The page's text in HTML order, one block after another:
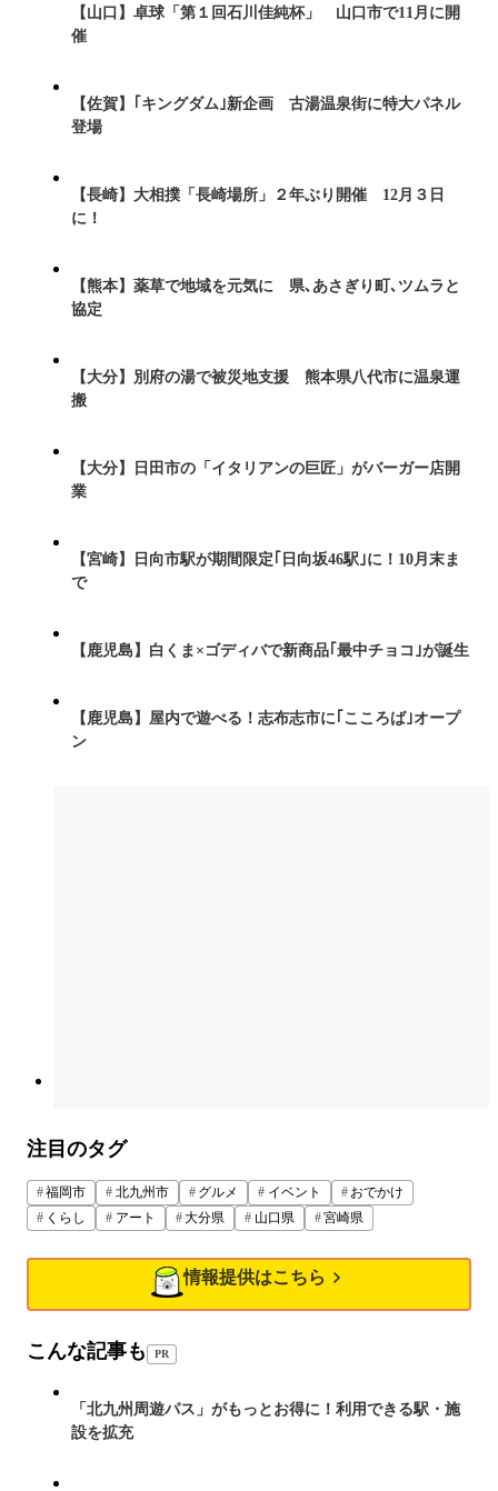
【山口】卓球「第１回石川佳純杯」 山口市で11月に開
催
【佐賀】｢キングダム｣新企画 古湯温泉街に特大パネル
登場
【長崎】大相撲「長崎場所」２年ぶり開催 12月３日
に！
【熊本】薬草で地域を元気に 県､あさぎり町､ツムラと
協定
【大分】別府の湯で被災地支援 熊本県八代市に温泉運
搬
【大分】日田市の「イタリアンの巨匠」がバーガー店開
業
【宮崎】日向市駅が期間限定｢日向坂46駅｣に！10月末ま
で
【鹿児島】白くま×ゴディバで新商品｢最中チョコ｣が誕生
【鹿児島】屋内で遊べる！志布志市に｢こころば｣オープ
ン
注目のタグ
福岡市 北九州市 グルメ イベント
おでかけ
くらし
アート 大分県 山口県 宮崎県
情報提供はこちら
こんな記事も PR
「北九州周遊パス」がもっとお得に！利用できる駅・施
設を拡充